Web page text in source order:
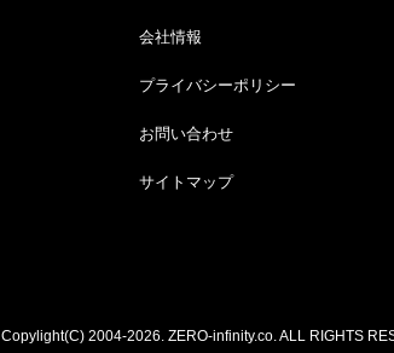
会社情報
プライバシーポリシー
お問い合わせ
サイトマップ
Copylight(C) 2004-2026. ZERO-infinity.co.ALL RIGHTS